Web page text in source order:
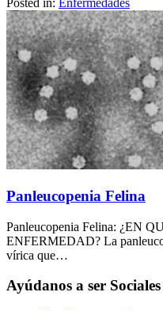
Posted in: Enfermedades
Panleucopenia Felina
Panleucopenia Felina: ¿EN
ENFERMEDAD? La
vírica que…
Ayúdanos a ser Sociales